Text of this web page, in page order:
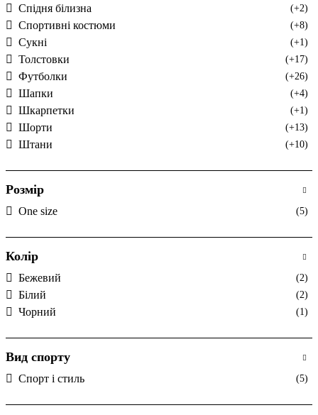
Спідня білизна (+2)
Спортивні костюми (+8)
Сукні (+1)
Толстовки (+17)
Футболки (+26)
Шапки (+4)
Шкарпетки (+1)
Шорти (+13)
Штани (+10)
Розмір
One size (5)
Колір
Бежевий (2)
Білий (2)
Чорний (1)
Вид спорту
Спорт і стиль (5)